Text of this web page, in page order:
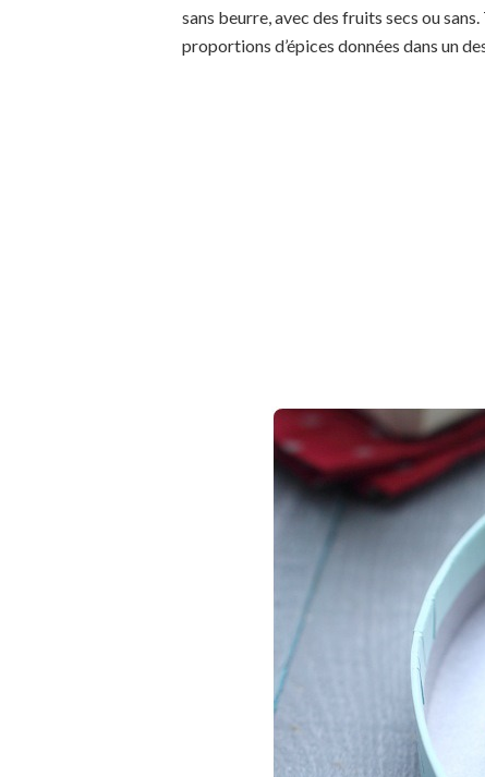
sans beurre, avec des fruits secs ou
proportions d’épices données dans un